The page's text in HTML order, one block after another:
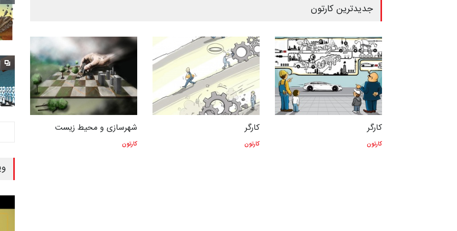
جدیدترین کارتون
شهرسازی و محیط زیست
کارتون
کارگر
کارتون
کارگر
کارتون